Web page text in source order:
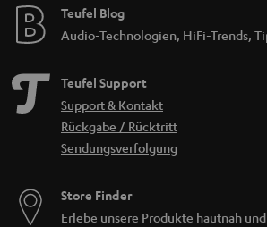
Teufel Blog
Audio-Technologien, HiFi-Trends,
Teufel Support
Support & Kontakt
Rückgabe / Rücktritt
Sendungsverfolgung
Store Finder
Erlebe unsere Produkte hautnah